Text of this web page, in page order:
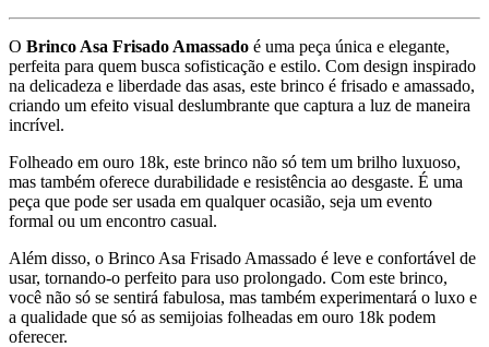
O Brinco Asa Frisado Amassado é uma peça única e elegante,
perfeita para quem busca sofisticação e estilo. Com design inspirado
na delicadeza e liberdade das asas, este brinco é frisado e amassado,
criando um efeito visual deslumbrante que captura a luz de maneira
incrível.
Folheado em ouro 18k, este brinco não só tem um brilho luxuoso,
mas também oferece durabilidade e resistência ao desgaste. É uma
peça que pode ser usada em qualquer ocasião, seja um evento
formal ou um encontro casual.
Além disso, o Brinco Asa Frisado Amassado é leve e confortável de
usar, tornando-o perfeito para uso prolongado. Com este brinco,
você não só se sentirá fabulosa, mas também experimentará o luxo e
a qualidade que só as semijoias folheadas em ouro 18k podem
oferecer.